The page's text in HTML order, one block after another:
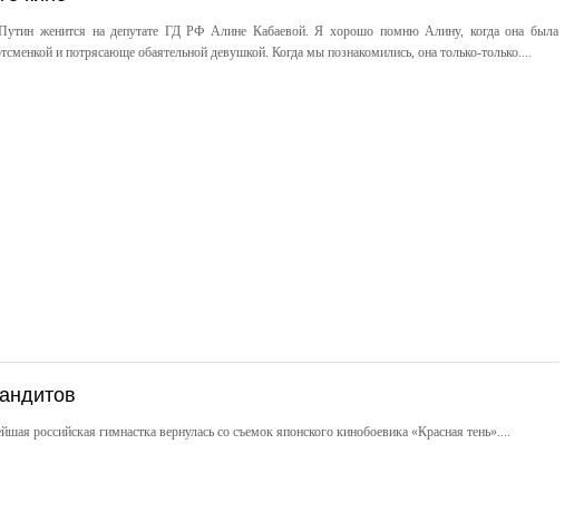
женится на депутате ГД РФ Алине Кабаевой. Я хорошо помню Алину, когда она была
и потрясающе обаятельной девушкой. Когда мы познакомились, она только-только....
российская гимнастка вернулась со съемок японского кинобоевика «Красная тень»....